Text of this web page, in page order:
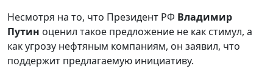
Несмотря на то, что Президент РФ Владимир
Путин оценил такое предложение не как стимул, а
как угрозу нефтяным компаниям, он заявил, что
поддержит предлагаемую инициативу.